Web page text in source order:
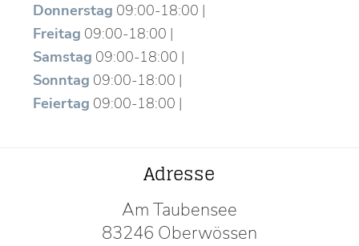
Donnerstag 09:00-18:00 |
Freitag 09:00-18:00 |
Samstag 09:00-18:00 |
Sonntag 09:00-18:00 |
Feiertag 09:00-18:00 |
Adresse
Am Taubensee
83246 Oberwössen